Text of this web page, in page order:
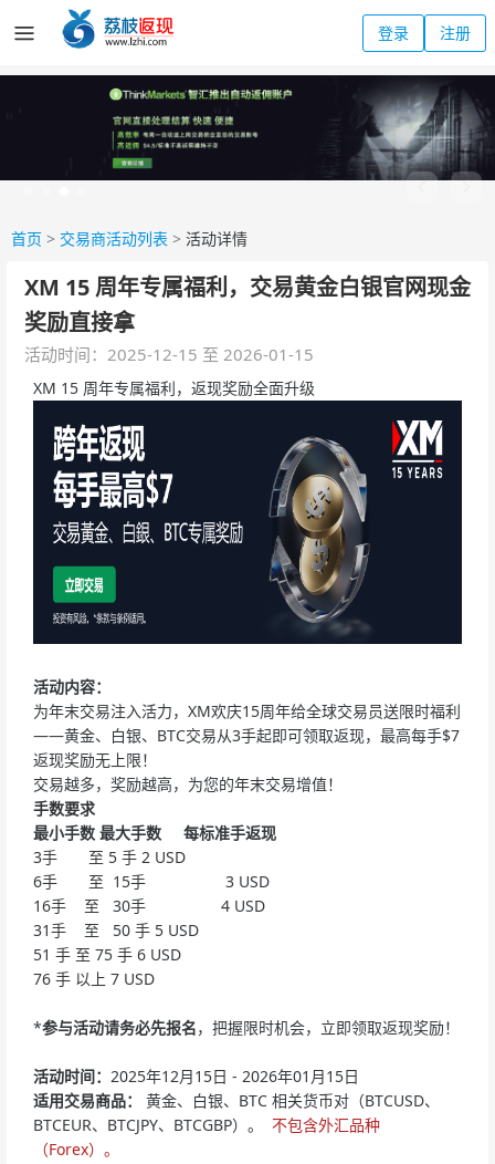
登录 注册
首页 > 交易商活动列表 > 活动详情
XM 15 周年专属福利，交易黄金白银官网现金
奖励直接拿
活动时间：2025-12-15 至 2026-01-15
XM 15 周年专属福利，返现奖励全面升级
活动内容：
为年末交易注入活力，XM欢庆15周年给全球交易员送限时福利
——黄金、白银、BTC交易从3手起即可领取返现，最高每手$7
返现奖励无上限！
交易越多，奖励越高，为您的年末交易增值！
手数要求
最小手数 最大手数
每标准手返现
3手 至 5 手 2 ​USD
6手 至 15手
3 USD
16手 至
30手
4 USD
31手 至
50 手 5 USD
51 手 至 75 手 6 USD
76 手 以上 7 USD
*参与活动请务必先报名，把握限时机会，立即领取返现奖励！
活动时间： 2025年12月15日 - 2026年01月15日
适用交易商品：
黄金、白银、BTC 相关货币对（BTCUSD、
BTCEUR、BTCJPY、BTCGBP）。 不包含外汇品种
（Forex）。